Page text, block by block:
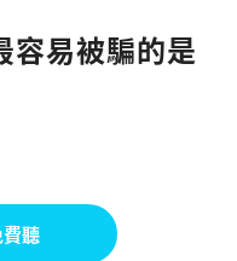
容易被騙的是
聽